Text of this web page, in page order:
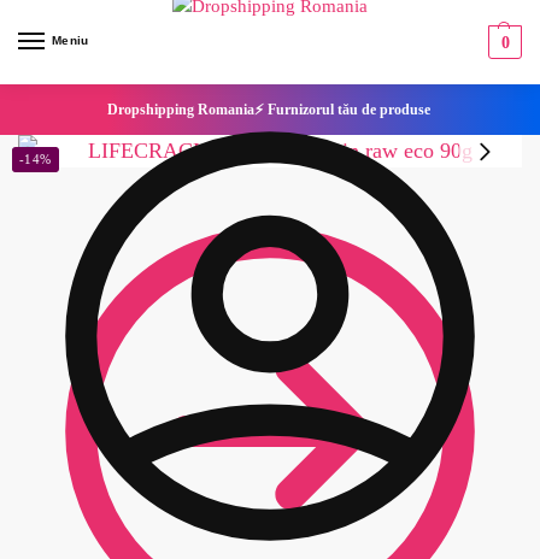
Meniu 0
Dropshipping Romania⚡ Furnizorul tău de produse
-14%